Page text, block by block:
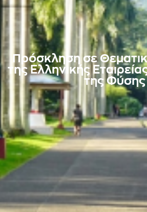
Πρόσκληση σε
της Ελληνικής
της Φύσης